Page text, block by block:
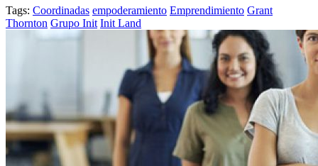
Tags: Coordinadas empoderamiento Emprendimiento Grant
Thornton Grupo Init Init Land